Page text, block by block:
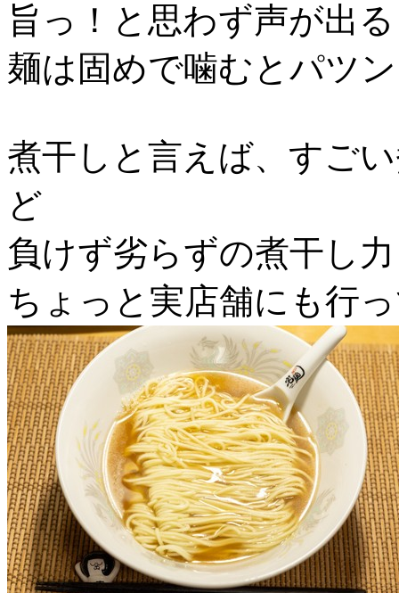
旨っ！と思わず声が出る
麺は固めで噛むとパツ
煮干しと言えば、すご
ど
負けず劣らずの煮干し力
ちょっと実店舗にも行